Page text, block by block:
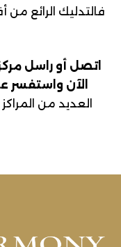
فالتدليك الرائع من
اتصل أو راسل
الآن واستفسر
العديد من